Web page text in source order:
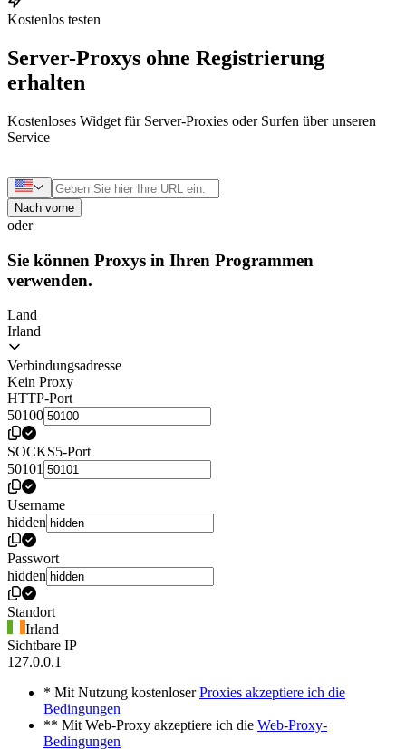
Kostenlos testen
Server-Proxys ohne Registrierung
erhalten
Kostenloses Widget für Server-Proxies oder Surfen über unseren
Service
Nach vorne
oder
Sie können Proxys in Ihren Programmen
verwenden.
Land
Irland
Verbindungsadresse
Kein Proxy
HTTP-Port
50100
SOCKS5-Port
50101
Username
hidden
Passwort
hidden
Standort
Irland
Sichtbare IP
127.0.0.1
* Mit Nutzung kostenloserProxies akzeptiere ich die
Bedingungen
** Mit Web-Proxy akzeptiere ich die Web-Proxy-
Bedingungen